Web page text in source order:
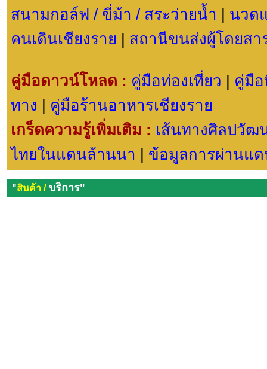
สนามกอล์ฟ / ขี่ม้า / สระว่ายน้ำ
นวด
คนเดินเชียงราย
สถานีขนส่งผู้โดยสา
คู่มือดาวน์โหลด : คู่มือท่องเที่ยว
คู่มื
ทาง
คู่มือร้านอาหารเชียงราย
เกร็ดความรู้เพิ่มเติม : เส้นทางศิลปวัฒ
ไทยในแดนล้านนา
ข้อมูลการผ่านแด
"สินค้า /บริการ"